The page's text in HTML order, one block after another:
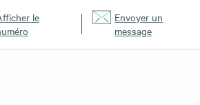
le
Envoyer un
message